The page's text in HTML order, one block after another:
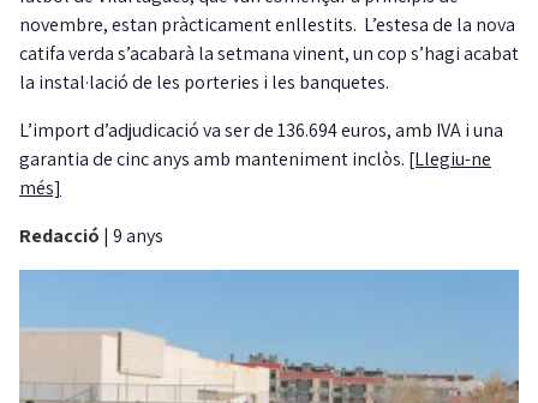
novembre, estan pràcticament enllestits. L’estesa de la nova
catifa verda s’acabarà la setmana vinent, un cop s’hagi acabat
la instal·lació de les porteries i les banquetes.
L’import d’adjudicació va ser de 136.694 euros, amb IVA i una
garantia de cinc anys amb manteniment inclòs. [Llegiu-ne
més]
Redacció | 9 anys